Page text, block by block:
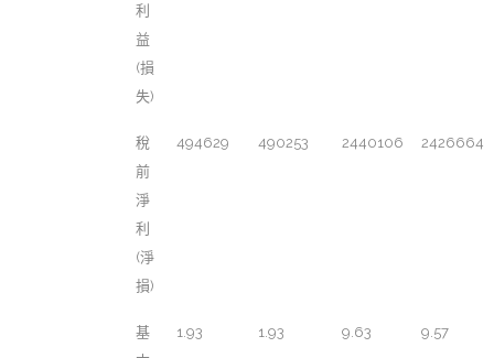
利
益
(損
失)
稅
前
淨
利
(淨
損)
494629 490253 2440106 2426664
基
1.93 1.93 9.63 9.57